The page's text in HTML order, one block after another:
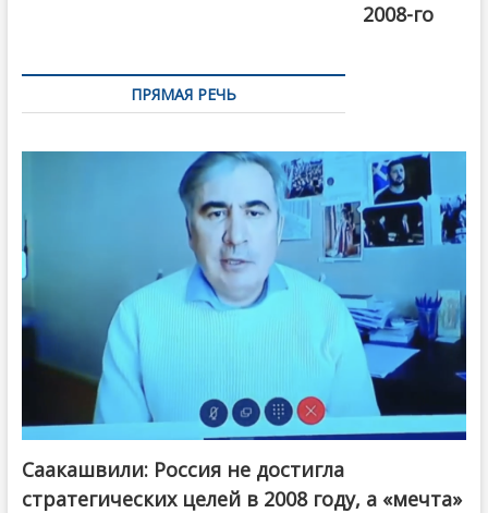
2008-го
ПРЯМАЯ РЕЧЬ
Саакашвили: Россия не достигла
стратегических целей в 2008 году, а «мечта»